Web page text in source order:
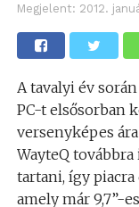
Megjelent: 2012.
A tavalyi év
PC-t elsősorban
versenyképes
WayteQ
tartani, így piacra
amely már 9,7”-